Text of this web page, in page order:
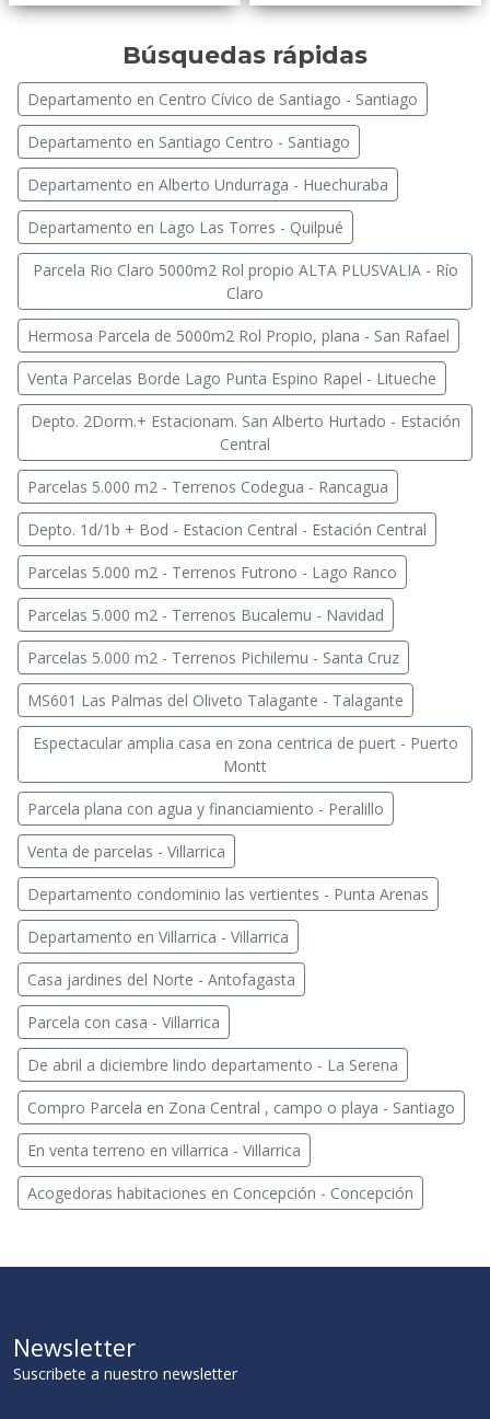
Búsquedas rápidas
Departamento en Centro Cívico de Santiago - Santiago
Departamento en Santiago Centro - Santiago
Departamento en Alberto Undurraga - Huechuraba
Departamento en Lago Las Torres - Quilpué
Parcela Rio Claro 5000m2 Rol propio ALTA PLUSVALIA - Río
Claro
Hermosa Parcela de 5000m2 Rol Propio, plana - San Rafael
Venta Parcelas Borde Lago Punta Espino Rapel - Litueche
Depto. 2Dorm.+ Estacionam. San Alberto Hurtado - Estación
Central
Parcelas 5.000 m2 - Terrenos Codegua - Rancagua
Depto. 1d/1b + Bod - Estacion Central - Estación Central
Parcelas 5.000 m2 - Terrenos Futrono - Lago Ranco
Parcelas 5.000 m2 - Terrenos Bucalemu - Navidad
Parcelas 5.000 m2 - Terrenos Pichilemu - Santa Cruz
MS601 Las Palmas del Oliveto Talagante - Talagante
Espectacular amplia casa en zona centrica de puert - Puerto
Montt
Parcela plana con agua y financiamiento - Peralillo
Venta de parcelas - Villarrica
Departamento condominio las vertientes - Punta Arenas
Departamento en Villarrica - Villarrica
Casa jardines del Norte - Antofagasta
Parcela con casa - Villarrica
De abril a diciembre lindo departamento - La Serena
Compro Parcela en Zona Central , campo o playa - Santiago
En venta terreno en villarrica - Villarrica
Acogedoras habitaciones en Concepción - Concepción
Newsletter
Suscribete a nuestro newsletter